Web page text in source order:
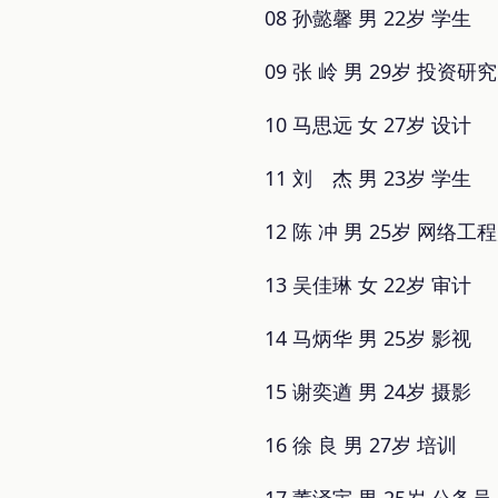
08 孙懿馨 男 22岁 学生
09 张 岭 男 29岁 投资研究
10 马思远 女 27岁 设计
11 刘 杰 男 23岁 学生
12 陈 冲 男 25岁 网络工
13 吴佳琳 女 22岁 审计
14 马炳华 男 25岁 影视
15 谢奕遒 男 24岁 摄影
16 徐 良 男 27岁 培训